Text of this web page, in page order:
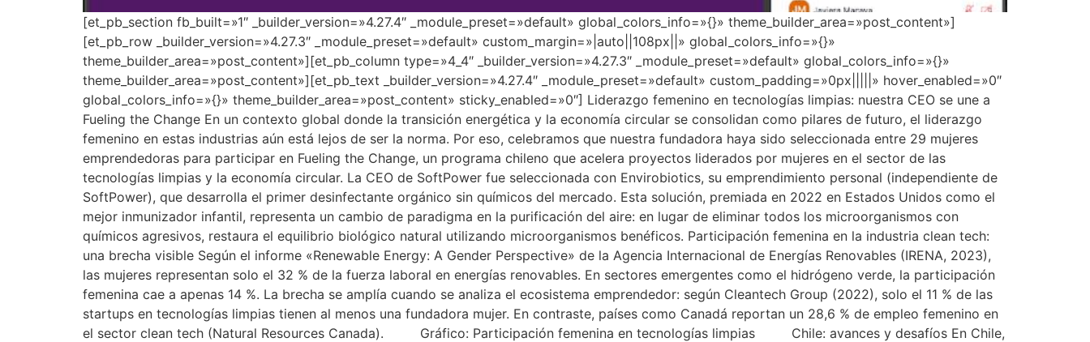
[et_pb_section fb_built=»1″ _builder_version=»4.27.4″ _module_preset=»default» global_colors_info=»{}» theme_builder_area=»post_content»]
[et_pb_row _builder_version=»4.27.3″ _module_preset=»default» custom_margin=»|auto||108px||» global_colors_info=»{}»
theme_builder_area=»post_content»][et_pb_column type=»4_4″ _builder_version=»4.27.3″ _module_preset=»default» global_colors_info=»{}»
theme_builder_area=»post_content»][et_pb_text _builder_version=»4.27.4″ _module_preset=»default» custom_padding=»0px|||||» hover_enabled=»0″
global_colors_info=»{}» theme_builder_area=»post_content» sticky_enabled=»0″] Liderazgo femenino en tecnologías limpias: nuestra CEO se une a
Fueling the Change En un contexto global donde la transición energética y la economía circular se consolidan como pilares de futuro, el liderazgo
femenino en estas industrias aún está lejos de ser la norma. Por eso, celebramos que nuestra fundadora haya sido seleccionada entre 29 mujeres
emprendedoras para participar en Fueling the Change, un programa chileno que acelera proyectos liderados por mujeres en el sector de las
tecnologías limpias y la economía circular. La CEO de SoftPower fue seleccionada con Envirobiotics, su emprendimiento personal (independiente de
SoftPower), que desarrolla el primer desinfectante orgánico sin químicos del mercado. Esta solución, premiada en 2022 en Estados Unidos como el
mejor inmunizador infantil, representa un cambio de paradigma en la purificación del aire: en lugar de eliminar todos los microorganismos con
químicos agresivos, restaura el equilibrio biológico natural utilizando microorganismos benéficos. Participación femenina en la industria clean tech:
una brecha visible Según el informe «Renewable Energy: A Gender Perspective» de la Agencia Internacional de Energías Renovables (IRENA, 2023),
las mujeres representan solo el 32 % de la fuerza laboral en energías renovables. En sectores emergentes como el hidrógeno verde, la participación
femenina cae a apenas 14 %. La brecha se amplía cuando se analiza el ecosistema emprendedor: según Cleantech Group (2022), solo el 11 % de las
startups en tecnologías limpias tienen al menos una fundadora mujer. En contraste, países como Canadá reportan un 28,6 % de empleo femenino en
el sector clean tech (Natural Resources Canada). Gráfico: Participación femenina en tecnologías limpias Chile: avances y desafíos En Chile,